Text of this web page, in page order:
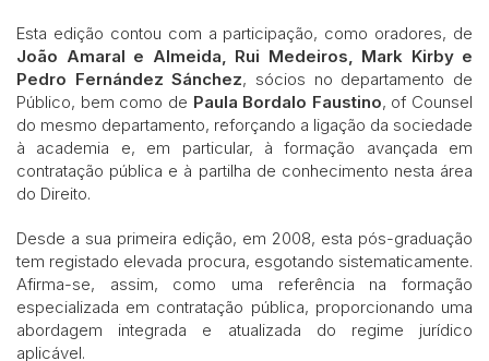
Esta edição contou com a participação, como oradores, de
João Amaral e Almeida, Rui Medeiros, Mark Kirby e
Pedro Fernández Sánchez, sócios no departamento de
Público, bem como de Paula Bordalo Faustino, of Counsel
do mesmo departamento, reforçando a ligação da sociedade
à academia e, em particular, à formação avançada em
contratação pública e à partilha de conhecimento nesta área
do Direito.
Desde a sua primeira edição, em 2008, esta pós-graduação
tem registado elevada procura, esgotando sistematicamente.
Afirma-se, assim, como uma referência na formação
especializada em contratação pública, proporcionando uma
abordagem integrada e atualizada do regime jurídico
aplicável.